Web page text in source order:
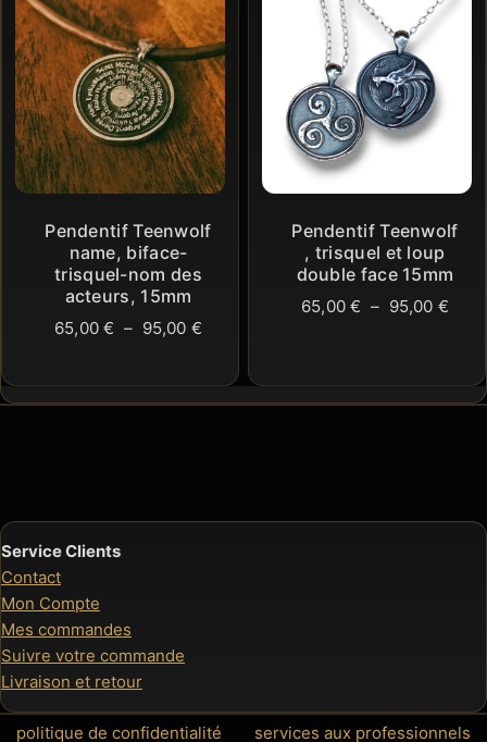
Pendentif Teenwolf
name, biface-
trisquel-nom des
acteurs, 15mm
65,00€ – 95,00 €Plage
prix :
65,00 €
Pendentif Teenwolf
, trisquel et loup
double face 15mm
65,00€ – 95,00 €
à
Service Clients
Contact
Mon Compte
Mes commandes
Suivre votre commande
Livraison et retour
politique de confidentialité services aux professionnels